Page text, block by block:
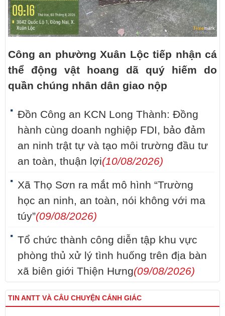
Công an phường Xuân Lộc tiếp nhận cá
thể động vật hoang dã quý hiếm do
quần chúng nhân dân giao nộp
Đồn Công an KCN Long Thành: Đồng
hành cùng doanh nghiệp FDI, bảo đảm
an ninh trật tự và tạo môi trường đầu tư
an toàn, thuận lợi(10/08/2026)
Xã Thọ Sơn ra mắt mô hình “Trường
học an ninh, an toàn, nói không với ma
túy”(09/08/2026)
Tổ chức thành công diễn tập khu vực
phòng thủ xử lý tình huống trên địa bàn
xã biên giới Thiện Hưng(09/08/2026)
TIN ANTT VÀ CÂU CHUYỆN CẢNH GIÁC